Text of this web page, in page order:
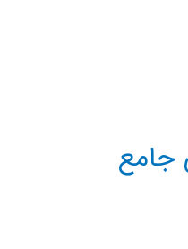
جامع